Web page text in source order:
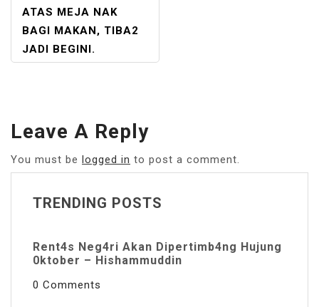
ATAS MEJA NAK
BAGI MAKAN, TIBA2
JADI BEGINI.
Leave A Reply
You must be logged in to post a comment.
TRENDING POSTS
Rent4s Neg4ri Akan Dipertimb4ng Hujung
0ktober – Hishammuddin
0 Comments